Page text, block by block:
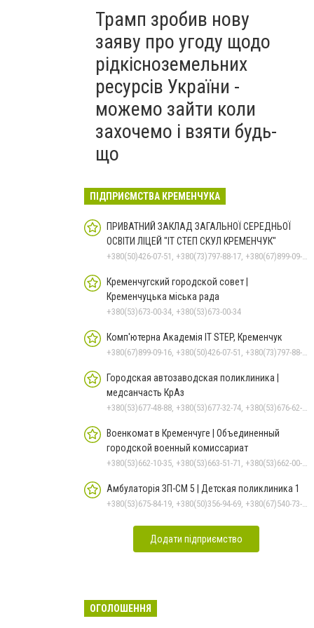
Трамп зробив нову
заяву про угоду щодо
рідкісноземельних
ресурсів України -
можемо зайти коли
захочемо і взяти будь-
що
ПІДПРИЄМСТВА КРЕМЕНЧУКА
ПРИВАТНИЙ ЗАКЛАД ЗАГАЛЬНОЇ СЕРЕДНЬОЇ
ОСВІТИ ЛІЦЕЙ "ІТ СТЕП СКУЛ КРЕМЕНЧУК"
+380(50)426-07-51, +380(73)797-88-17, +380(67)899-09-16
Кременчугский городской совет |
Кременчуцька міська рада
+380(53)673-00-34, +380(53)673-00-34
Комп'ютерна Академія IT STEP, Кременчук
+380(67)899-09-16, +380(50)426-07-51, +380(73)797-88-17
Городская автозаводская поликлиника |
медсанчасть КрАз
+380(53)677-48-88, +380(53)677-32-74, +380(53)676-62-99, +380536766187
Военкомат в Кременчуге | Объединенный
городской военный комиссариат
+380(53)662-10-35, +380(53)663-51-71, +380(53)662-00-54
Амбулаторія ЗП-СМ 5 | Детская поликлиника 1
+380(53)675-84-19, +380(50)356-94-69, +380(67)540-73-87
Додати підприємство
ОГОЛОШЕННЯ